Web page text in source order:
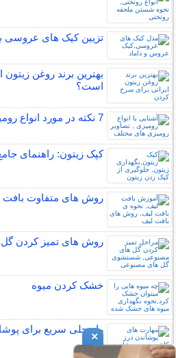
تزیین کیک های عروسی
بهترین برند روغن
است؟
7 نکته در مورد انواع رومیزی که نمی دانستید!
کپک زیتون: راهنمای
روش های متفاوت بافت
روش های تمیز کردن
خشک کردن میوه
راه حلی سریع برای
×